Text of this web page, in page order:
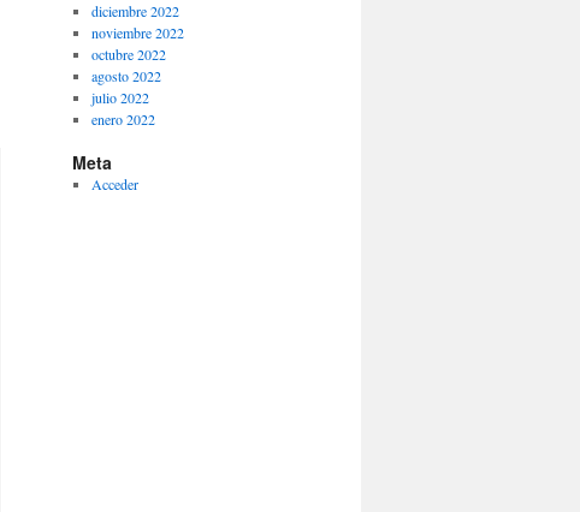
diciembre 2022
noviembre 2022
octubre 2022
agosto 2022
julio 2022
enero 2022
Meta
Acceder